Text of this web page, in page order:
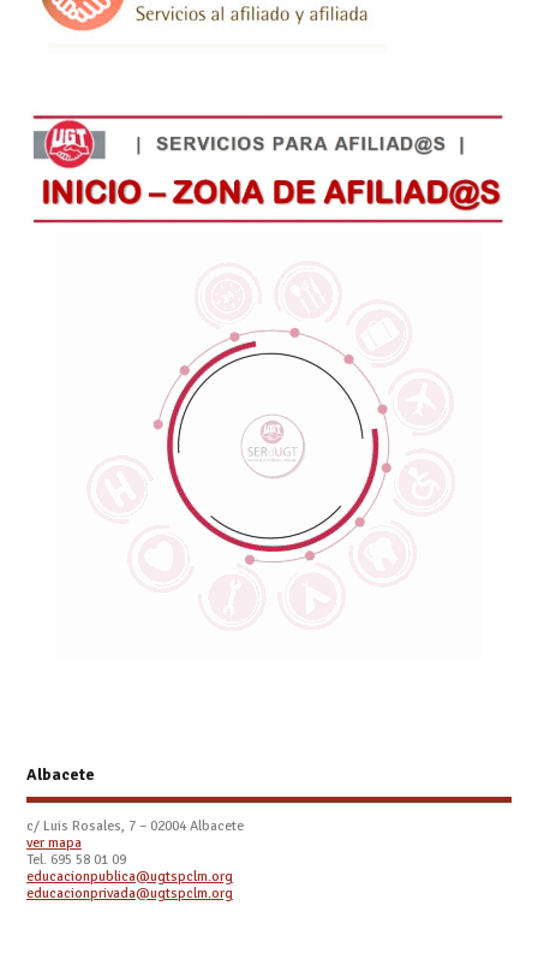
Albacete
c/ Luis Rosales, 7 – 02004 Albacete
ver mapa
Tel. 695 58 01 09
educacionpublica@ugtspclm.org
educacionprivada@ugtspclm.org